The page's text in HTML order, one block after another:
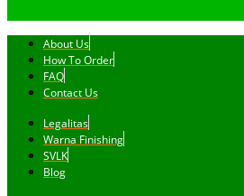
About Us
How To Order
FAQ
Contact Us
Legalitas
Warna Finishing
SVLK
Blog